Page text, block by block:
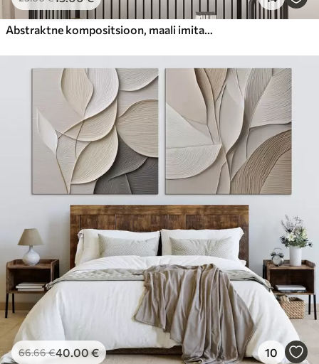
Abstraktne kompositsioon, maali imitatsioon
66.66€40.00€ 10